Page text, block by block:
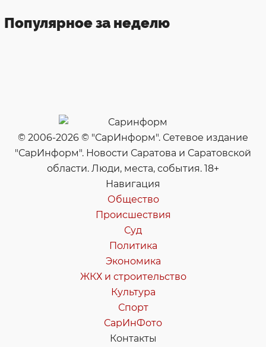
Популярное за неделю
© 2006-2026 © "СарИнформ". Сетевое издание
"СарИнформ". Новости Саратова и Саратовской
области. Люди, места, события. 18+
Навигация
Общество
Происшествия
Суд
Политика
Экономика
ЖКХ и строительство
Культура
Спорт
СарИнФото
Контакты